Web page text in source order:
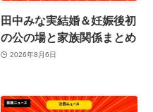
田中みな実結婚＆妊娠後初
の公の場と家族関係まとめ
2026年8月6日